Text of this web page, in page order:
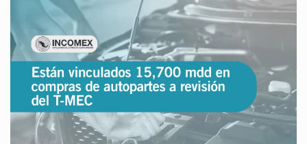
El gobierno de Estados Unidos anunciará un arancel del 15 % sobre los productos fabricados…
COMPRAS
DE
AUTOPARTES
A
REVISIÓN
DEL
T-